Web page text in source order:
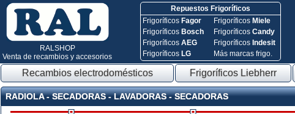
RALSHOP
Venta de recambios y accesorios
Repuestos Frigoríficos
Frigoríficos Fagor
Frigoríficos Bosch
FrigoríficosAEG
Frigoríficos LG
Frigoríficos Miele
FrigoríficosCandy
Frigoríficos Indesit
Más marcas frigo.
Recambios electrodomésticos Frigoríficos Liebherr
RADIOLA - SECADORAS - LAVADORAS - SECADORAS